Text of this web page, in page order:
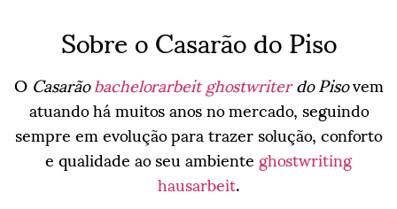
Sobre o Casarão do Piso
OCasarãobachelorarbeit ghostwriterdo Pisovem
atuando há muitos anos no mercado, seguindo
sempre em evolução para trazer solução, conforto
e qualidade ao seu ambienteghostwriting
hausarbeit.